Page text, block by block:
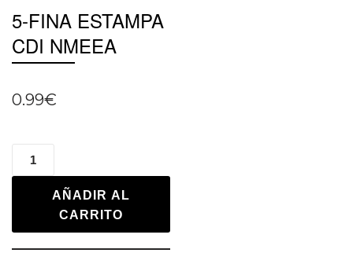
5-FINA ESTAMPA
CDI NMEEA
0.99€
AÑADIR AL
CARRITO